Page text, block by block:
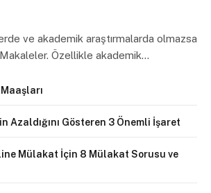
ve akademik araştırmalarda olmazsa
Özellikle akademik…
Maaşları
Azaldığını Gösteren 3 Önemli İşaret
Mülakat İçin 8 Mülakat Sorusu ve